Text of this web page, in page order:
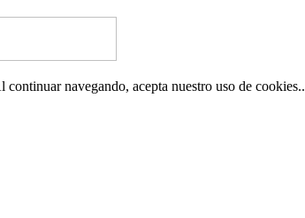
navegando, acepta nuestro uso de cookies..